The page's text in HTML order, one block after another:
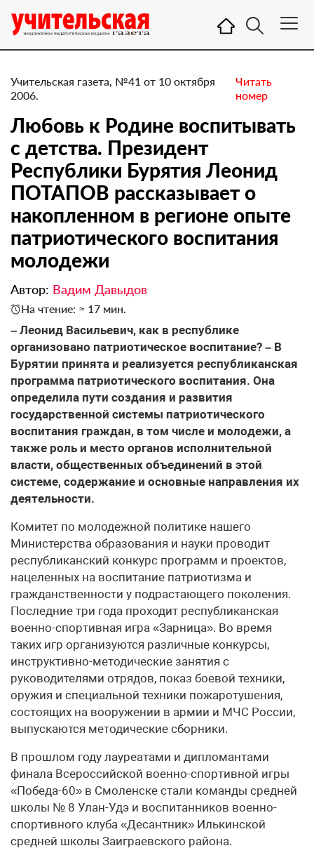
Учительская газета, №41 от 10 октября
2006.
Читать
номер
Любовь к Родине воспитывать
с детства. Президент
Республики Бурятия Леонид
ПОТАПОВ рассказывает о
накопленном в регионе опыте
патриотического воспитания
молодежи
Автор: Вадим Давыдов
На чтение: ≈ 17 мин.
– Леонид Васильевич, как в республике
организовано патриотическое воспитание? – В
Бурятии принята и реализуется республиканская
программа патриотического воспитания. Она
определила пути создания и развития
государственной системы патриотического
воспитания граждан, в том числе и молодежи, а
также роль и место органов исполнительной
власти, общественных объединений в этой
системе, содержание и основные направления их
деятельности.
Комитет по молодежной политике нашего
Министерства образования и науки проводит
республиканский конкурс программ и проектов,
нацеленных на воспитание патриотизма и
гражданственности у подрастающего поколения.
Последние три года проходит республиканская
военно-спортивная игра «Зарница». Во время
таких игр организуются различные конкурсы,
инструктивно-методические занятия с
руководителями отрядов, показ боевой техники,
оружия и специальной техники пожаротушения,
состоящих на вооружении в армии и МЧС России,
выпускаются методические сборники.
В прошлом году лауреатами и дипломантами
финала Всероссийской военно-спортивной игры
«Победа-60» в Смоленске стали команды средней
школы № 8 Улан-Удэ и воспитанников военно-
спортивного клуба «Десантник» Илькинской
средней школы Заиграевского района.